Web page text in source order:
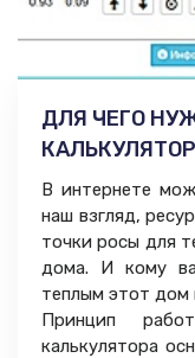
ДЛЯ ЧЕГО
КАЛЬКУЛЯТОР
В интернете
наш взгляд,
точки росы для
дома. И кому
теплым этот дом
Принцип
калькулятора